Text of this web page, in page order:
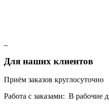
Для наших клиентов
Приём заказов круглосуточно
Работа с заказами: В рабочие